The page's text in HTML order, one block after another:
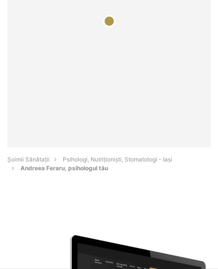
Şoimii Sănătații
Psihologi, Nutriționiști, Stomatologi - Iaşi
Andreea Feraru, psihologul tău